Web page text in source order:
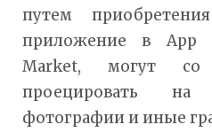
путем
приложение в App
Market, могут со
проецировать
фотографии и иные